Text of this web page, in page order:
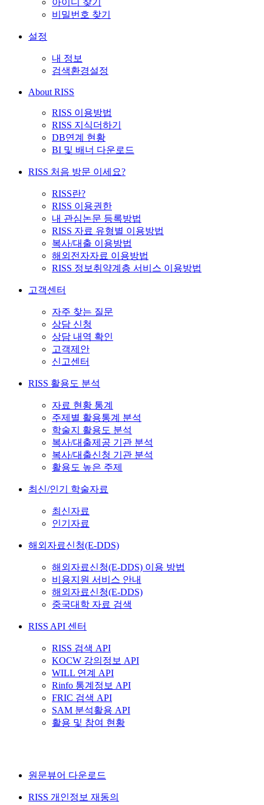
아이디 찾기
비밀번호 찾기
설정
내 정보
검색환경설정
About RISS
RISS 이용방법
RISS 지식더하기
DB연계 현황
BI 및 배너 다운로드
RISS 처음 방문 이세요?
RISS란?
RISS 이용권한
내 관심논문 등록방법
RISS 자료 유형별 이용방법
복사/대출 이용방법
해외전자자료 이용방법
RISS 정보취약계층 서비스 이용방법
고객센터
자주 찾는 질문
상담 신청
상담 내역 확인
고객제안
신고센터
RISS 활용도 분석
자료 현황 통계
주제별 활용통계 분석
학술지 활용도 분석
복사/대출제공 기관 분석
복사/대출신청 기관 분석
활용도 높은 주제
최신/인기 학술자료
최신자료
인기자료
해외자료신청(E-DDS)
해외자료신청(E-DDS) 이용 방법
비용지원 서비스 안내
해외자료신청(E-DDS)
중국대학 자료 검색
RISS API 센터
RISS 검색 API
KOCW 강의정보 API
WILL 연계 API
Rinfo 통계정보 API
FRIC 검색 API
SAM 분석활용 API
활용 및 참여 현황
원문뷰어 다운로드
RISS 개인정보 재동의